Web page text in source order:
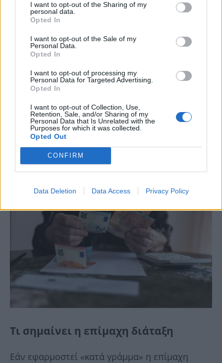
I want to opt-out of the Sharing of my
personal data.
Opted In
I want to opt-out of the Sale of my
Personal Data.
Opted In
I want to opt-out of processing my
Personal Data for Targeted Advertising.
Opted In
I want to opt-out of Collection, Use,
Retention, Sale, and/or Sharing of my
Personal Data that Is Unrelated with the
Purposes for which it was collected.
Opted Out
CONFIRM
Data Deletion Data Access Privacy Policy
Τι σημαίνει η επίμαχη διάταξη
Εάν εφαρμοστεί «κατά γράμμα» η επίμαχη